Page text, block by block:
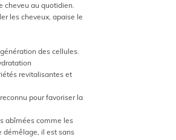
cheveu au quotidien.
les cheveux, apaise le
des cellules.
revitalisantes et
pour favoriser la
abîmées comme les
démêlage, il est sans